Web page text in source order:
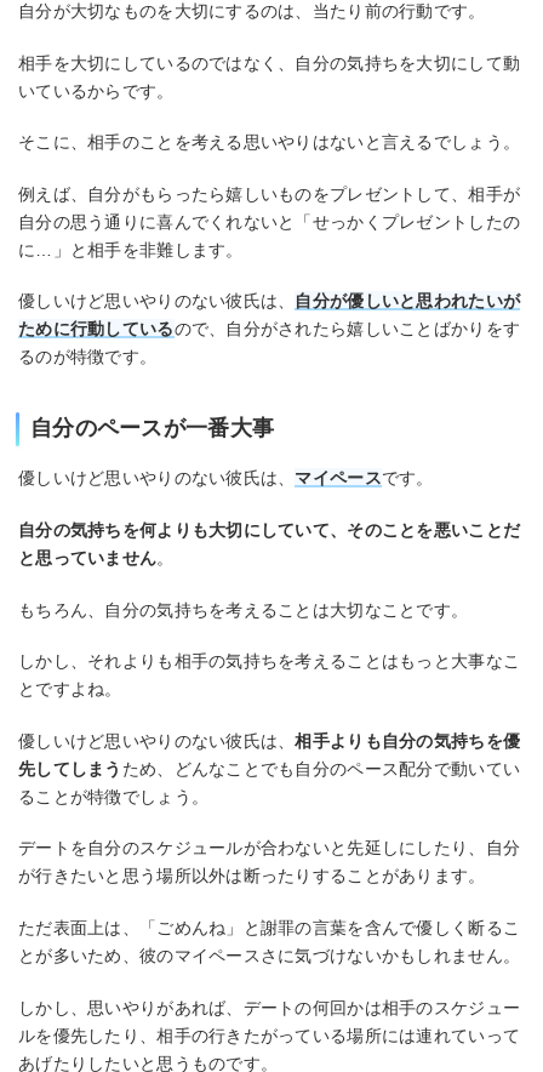
自分が大切なものを大切にするのは、当たり前の行動です。
相手を大切にしているのではなく、自分の気持ちを大切にして動
いているからです。
そこに、相手のことを考える思いやりはないと言えるでしょう。
例えば、自分がもらったら嬉しいものをプレゼントして、相手が
自分の思う通りに喜んでくれないと「せっかくプレゼントしたの
に…」と相手を非難します。
優しいけど思いやりのない彼氏は、 自分が優しいと思われたいが
ために行動しているので、自分がされたら嬉しいことばかりをす
るのが特徴です。
自分のペースが一番大事
優しいけど思いやりのない彼氏は、 マイペースです。
自分の気持ちを何よりも大切にしていて、そのことを悪いことだ
と思っていません。
もちろん、自分の気持ちを考えることは大切なことです。
しかし、それよりも相手の気持ちを考えることはもっと大事なこ
とですよね。
優しいけど思いやりのない彼氏は、相手よりも自分の気持ちを優
先してしまう ため、どんなことでも自分のペース配分で動いてい
ることが特徴でしょう。
デートを自分のスケジュールが合わないと先延しにしたり、自分
が行きたいと思う場所以外は断ったりすることがあります。
ただ表面上は、「ごめんね」と謝罪の言葉を含んで優しく断るこ
とが多いため、彼のマイペースさに気づけないかもしれません。
しかし、思いやりがあれば、デートの何回かは相手のスケジュー
ルを優先したり、相手の行きたがっている場所には連れていって
あげたりしたいと思うものです。